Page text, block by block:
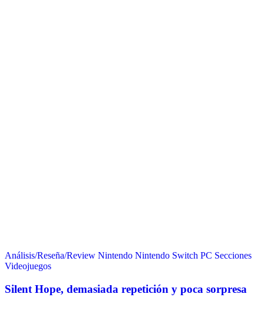
Análisis/Reseña/Review Nintendo Nintendo Switch PC Secciones
Videojuegos
Silent Hope, demasiada repetición y poca sorpresa